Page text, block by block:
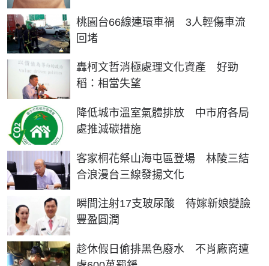
桃園台66線連環車禍 3人輕傷車流
回堵
轟柯文哲消極處理文化資產 好勁
稻：相當失望
降低城市溫室氣體排放 中市府各局
處推減碳措施
客家桐花祭山海屯區登場 林陵三結
合浪漫台三線發揚文化
瞬間注射17支玻尿酸 待嫁新娘變臉
豐盈圓潤
趁休假日偷排黑色廢水 不肖廠商遭